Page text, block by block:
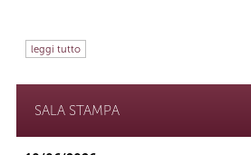
leggi tutto
SALA STAMPA